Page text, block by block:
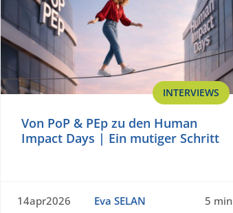
INTERVIEWS
Von PoP & PEp zu den Human
Impact Days | Ein mutiger Schritt
14apr2026 Eva SELAN 5 min